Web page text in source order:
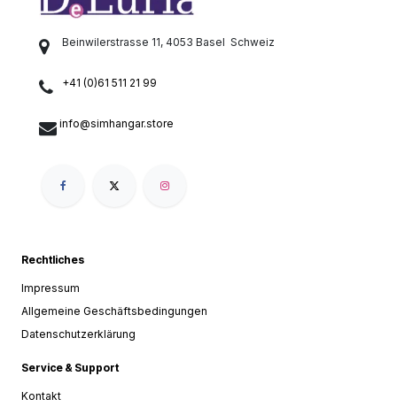
Beinwilerstrasse 11, 4053 Basel Schweiz
+41 (0)61 511 21 99
info@simhangar.store
Rechtliches
Impressum
Allgemeine Geschäftsbedingungen
Datenschutzerklärung
Service & Support
Kontakt